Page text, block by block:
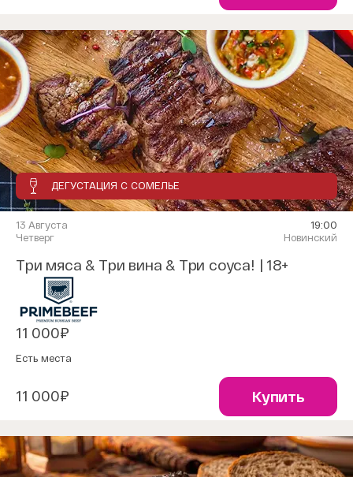
ДЕГУСТАЦИЯ С СОМЕЛЬЕ
13 Августа
Четверг
19:00
Новинский
Три мяса & Три вина & Три соуса! | 18+
11 000₽
Есть места
11 000₽ Купить